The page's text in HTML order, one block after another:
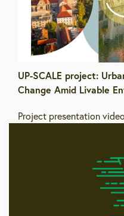
UP-SCALE project:
Change Amid Livable
Project presentation